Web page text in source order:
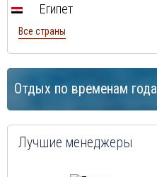
Египет
Все страны
Отдых по временам года
Лучшие менеджеры